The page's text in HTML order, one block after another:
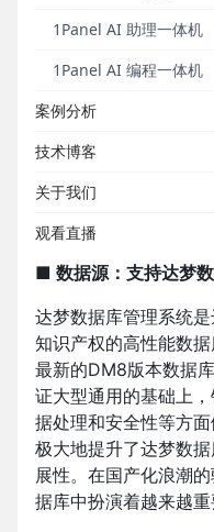
1Panel AI 助理一体机
1Panel AI 编程一体机
案例分析
技术博客
关于我们
观看直播
Authentication
业用户可以通过配置
和问题修复。
■ 数据源：支持达梦
达梦数据库管理系统
知识产权的高性能数
最新的DM8版本数据
证大型通用的基础上
据处理和安全性等方
极大地提升了达梦数
展性。在国产化浪潮
据库中扮演着越来越重